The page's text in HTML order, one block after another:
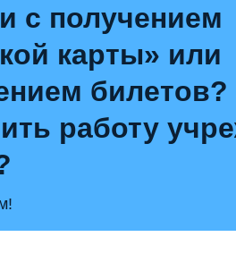
с получением
карты» или
билетов?
работу